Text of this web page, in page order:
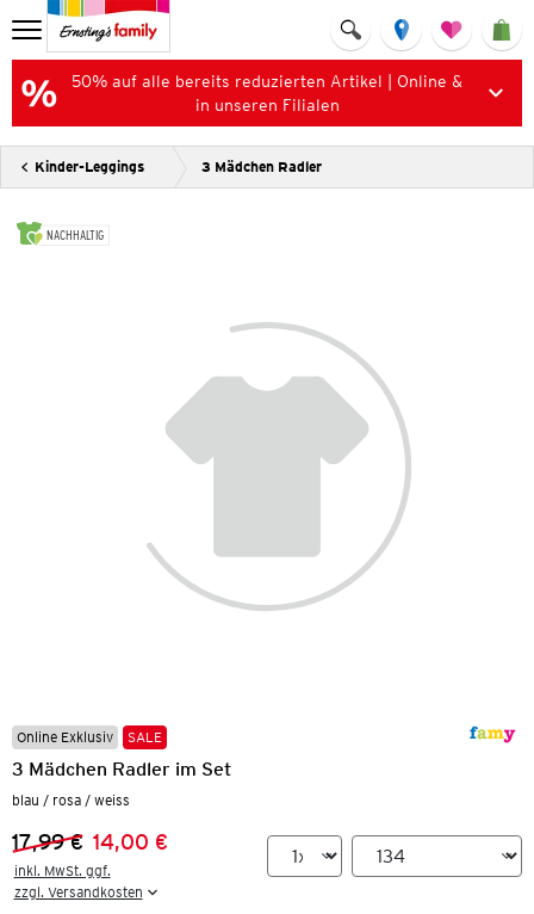
50% auf alle bereits reduzierten Artikel | Online &
in unseren Filialen
Kinder-Leggings 3 Mädchen Radler
NACHHALTIG
Online Exklusiv SALE
3 Mädchen Radler im Set
blau / rosa / weiss
Vorheriger Preis:
17,99 €
Neuer Preis:
14,00 €
inkl. MwSt. ggf.
zzgl. Versandkosten